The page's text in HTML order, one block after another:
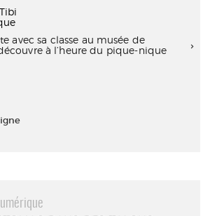
avec sa classe au musée de
à l’heure du pique-nique